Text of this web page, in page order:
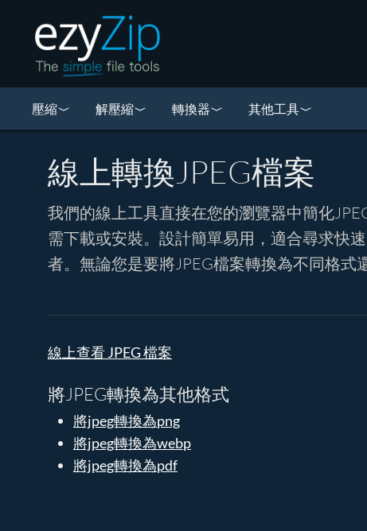
壓縮 解壓縮 轉換器 其他工具
線上轉換JPEG檔案
我們的線上工具直接在您的瀏覽器中簡化
需下載或安裝。設計簡單易用，適合尋求快
者。無論您是要將JPEG檔案轉換為不同格式
線上查看 JPEG 檔案
將JPEG轉換為其他格式
將jpeg轉換為png
將jpeg轉換為webp
將jpeg轉換為pdf